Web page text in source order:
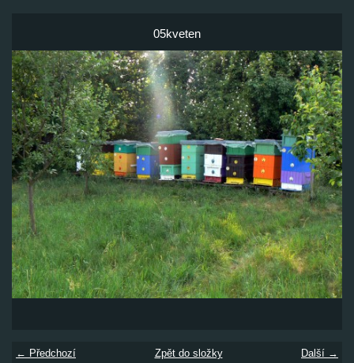
05kveten
← Předchozí Další →
Zpět do složky